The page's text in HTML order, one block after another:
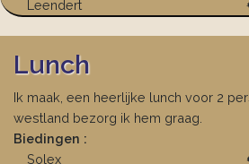
Leendert
Lunch
Ik maak, een heerlijke lunch voor 2
westland bezorg ik hem graag.
Biedingen :
Solex